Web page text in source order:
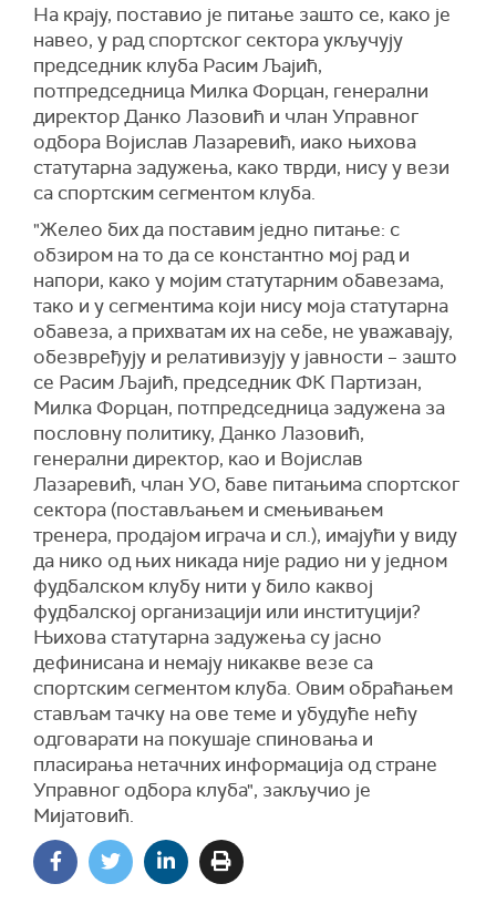
На крају, поставио је питање зашто се, како је
навео, у рад спортског сектора укључују
председник клуба Расим Љајић,
потпредседница Милка Форцан, генерални
директорДанко Лазовић и члан Управног
одбора Војислав Лазаревић, иако њихова
статутарна задужења, како тврди, нису у вези
са спортским сегментом клуба.
"Желео бих да поставим једно питање: с
обзиром на то да се константно мој рад и
напори, како у мојим статутарним обавезама,
тако и у сегментима који нису моја статутарна
обавеза, а прихватам их на себе, не уважавају,
обезвређују и релативизују у јавности – зашто
се Расим Љајић, председник ФК Партизан,
Милка Форцан, потпредседница задужена за
пословну политику, Данко Лазовић,
генерални директор, као и Војислав
Лазаревић, члан УО, баве питањима спортског
сектора (постављањем и смењивањем
тренера, продајом играча и сл.), имајући у виду
да нико од њих никада није радио ни у једном
фудбалском клубу нити у било каквој
фудбалској организацији или институцији?
Њихова статутарна задужења су јасно
дефинисана и немају никакве везе са
спортским сегментом клуба. Овим обраћањем
стављам тачку на ове теме и убудуће нећу
одговарати на покушаје спиновања и
пласирања нетачних информација од стране
Управног одбора клуба", закључио је
Мијатовић.